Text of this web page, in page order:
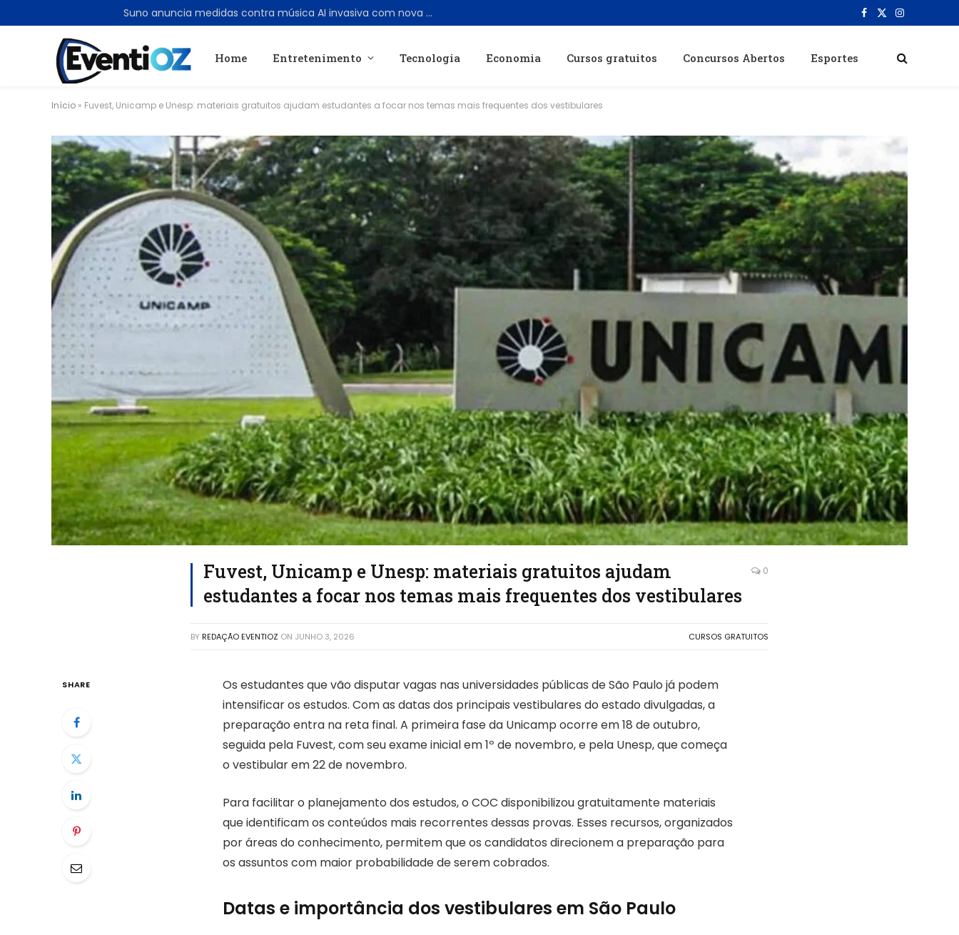
Suno anuncia medidas contra música AI invasiva com nova política e marca d’água Facebook
X
Instagram
Home Entretenimento Tecnologia Economia Cursos gratuitos Concursos Abertos Esportes
Início » Fuvest, Unicamp e Unesp: materiais gratuitos ajudam estudantes a focar nos temas mais frequentes dos vestibulares
Fuvest, Unicamp e Unesp: materiais gratuitos ajudam
estudantes a focar nos temas mais frequentes dos vestibulares
0
BY REDAÇÃO EVENTIOZ ON JUNHO 3, 2026 CURSOS GRATUITOS
SHARE
Os estudantes que vão disputar vagas nas universidades públicas de São Paulo já podem
intensificar os estudos. Com as datas dos principais vestibulares do estado divulgadas, a
preparação entra na reta final. A primeira fase da Unicamp ocorre em 18 de outubro,
seguida pela Fuvest, com seu exame inicial em 1º de novembro, e pela Unesp, que começa
o vestibular em 22 de novembro.
Para facilitar o planejamento dos estudos, o COC disponibilizou gratuitamente materiais
que identificam os conteúdos mais recorrentes dessas provas. Esses recursos, organizados
por áreas do conhecimento, permitem que os candidatos direcionem a preparação para
os assuntos com maior probabilidade de serem cobrados.
Datas e importância dos vestibulares em São Paulo